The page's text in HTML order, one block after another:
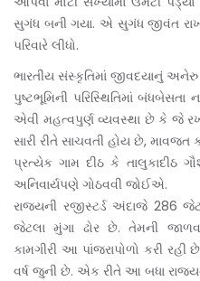
સુગંધ બની ગયા. એ સુગંધ જીવંત
પરિવારે લીધો.
ભારતીય સંસ્કૃતિમાં જીવદયાનું
પુષ્ટભૂમિની પરિસ્થિતિમાં
એવી મહત્વપુર્ણ વ્યવસ્થા છે કે
સારી રીતે સાચવતી હોય છે,
પ્રત્યેક ગામ દીઠ કે તાલુકાદીઠ
અનિવાર્યપણે ગોઠવવી જોઈએ.
રાજ્યની રજીસ્ટર્ડ અંદાજે 286
જેટલા મુંગા ઢોર છે. તેમની
કામગીરી આ પાંજરાપોળો કરી રહી
વર્ષ જુની છે. એક રીતે આ બધા